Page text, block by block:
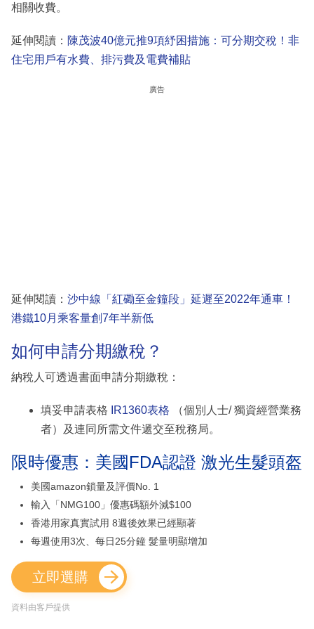
相關收費。
延伸閱讀： 陳茂波40億元推9項紓困措施：可分期交稅！非
住宅用戶有水費、排污費及電費補貼
廣告
延伸閱讀： 沙中線「紅磡至金鐘段」延遲至2022年通車！
港鐵10月乘客量創7年半新低
如何申請分期繳稅？
納稅人可透過書面申請分期繳稅：
填妥申請表格 IR1360表格 （個別人士/ 獨資經營業務
者）及連同所需文件遞交至稅務局。
限時優惠：美國FDA認證 激光生髮頭盔
美國amazon鎖量及評價No. 1
輸入「NMG100」優惠碼額外減$100
香港用家真實試用 8週後效果已經顯著
每週使用3次、每日25分鐘 髮量明顯增加
立即選購
資料由客戶提供